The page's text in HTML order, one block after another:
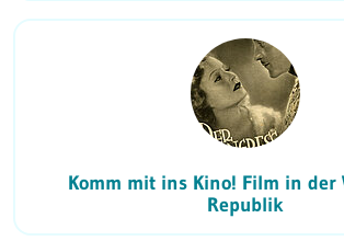
Komm mit ins Kino! Film in der
Republik